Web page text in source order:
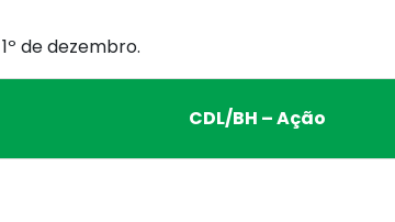
de dezembro.
CDL/BH – Ação